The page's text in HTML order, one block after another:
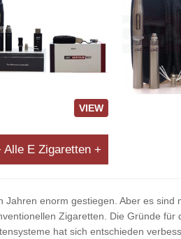
VIEW
Alle E Zigaretten +
enorm gestiegen. Aber es sind
Zigaretten. Die Gründe für
hat sich entschieden